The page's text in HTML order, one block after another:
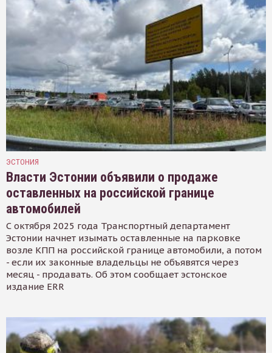
ЭСТОНИЯ
Власти Эстонии объявили о продаже
оставленных на российской границе
автомобилей
С октября 2025 года Транспортный департамент
Эстонии начнет изымать оставленные на парковке
возле КПП на российской границе автомобили, а потом
- если их законные владельцы не объявятся через
месяц - продавать. Об этом сообщает эстонское
издание ERR